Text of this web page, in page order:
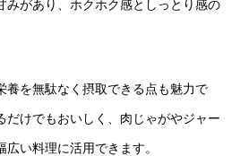
みがあり、ホクホク感としっとり感の
養を無駄なく摂取できる点も魅力で
だけでもおいしく、肉じゃがやジャー
い料理に活用できます。